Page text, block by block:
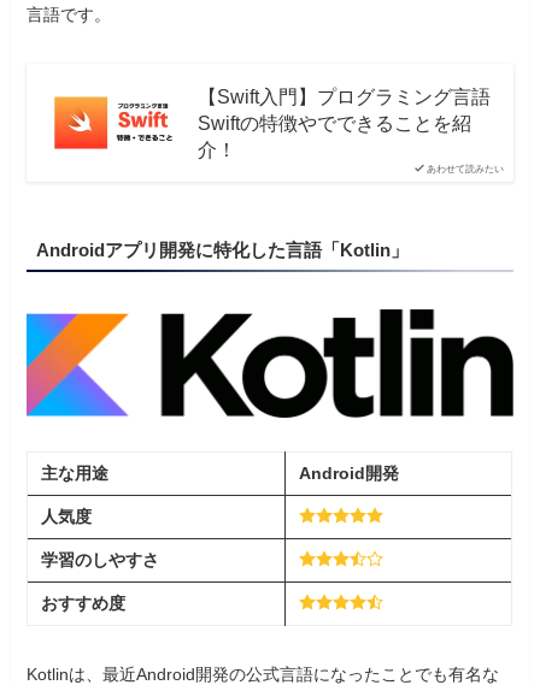
言語です。
あわせて読みたい
【Swift入門】プログラミング言語
Swiftの特徴やでできることを紹
介！
Androidアプリ開発に特化した言語「Kotlin」
主な用途 Android開発
人気度
学習のしやすさ
おすすめ度
Kotlinは、最近Android開発の公式言語になったことでも有名な